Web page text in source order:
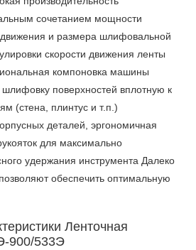
сочетанием мощности
движения и размера шлифовальной
скорости движения ленты
компоновка машины
шлифовку поверхностей вплотную к
(стена, плинтус и т.п.)
деталей, эргономичная
для максимально
удержания инструмента Далеко
обеспечить оптимальную
Ленточная
900/533Э